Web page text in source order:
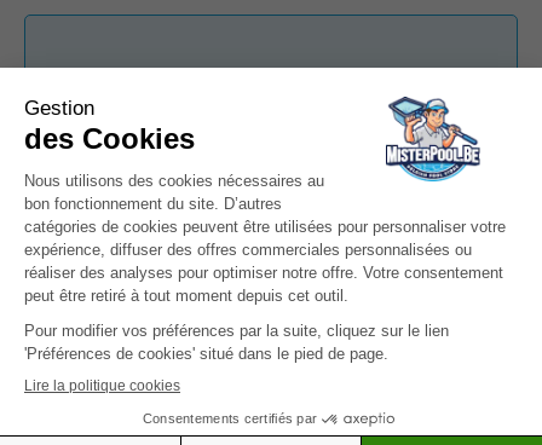
4
3
0
2
1
0
Er zijn nog geen beoordelingen.
Enkel ingelogde klanten die dit product gekocht hebben,
kunnen een beoordeling schrijven.